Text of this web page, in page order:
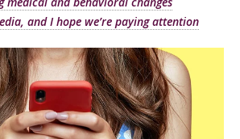
and I hope we’re paying attention